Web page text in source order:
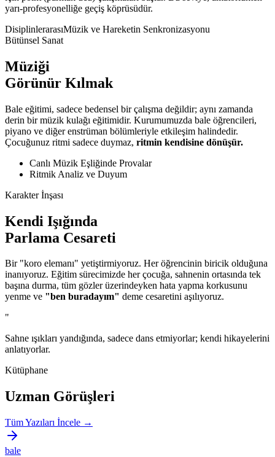
yarı-profesyonelliğe geçiş köprüsüdür.
DisiplinlerarasıMüzik ve Hareketin Senkronizasyonu
Bütünsel Sanat
Müziği
Görünür Kılmak
Bale eğitimi, sadece bedensel bir çalışma değildir; aynı zamanda
derin bir müzik kulağı eğitimidir. Kurumumuzda bale öğrencileri,
piyano ve diğer enstrüman bölümleriyle etkileşim halindedir.
Çocuğunuz ritmi sadece duymaz, ritmin kendisine dönüşür.
Canlı Müzik Eşliğinde Provalar
Ritmik Analiz ve Duyum
Karakter İnşası
Kendi Işığında
Parlama Cesareti
Bir "koro elemanı" yetiştirmiyoruz. Her öğrencinin biricik olduğuna
inanıyoruz. Eğitim sürecimizde her çocuğa, sahnenin ortasında tek
başına durma, tüm gözler üzerindeyken hata yapma korkusunu
yenme ve "ben buradayım" deme cesaretini aşılıyoruz.
"
Sahne ışıkları yandığında, sadece dans etmiyorlar; kendi hikayelerini
anlatıyorlar.
Kütüphane
Uzman Görüşleri
Tüm Yazıları İncele →
bale